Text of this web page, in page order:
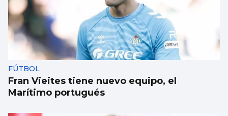
FÚTBOL
Fran Vieites tiene nuevo equipo, el
Marítimo portugués